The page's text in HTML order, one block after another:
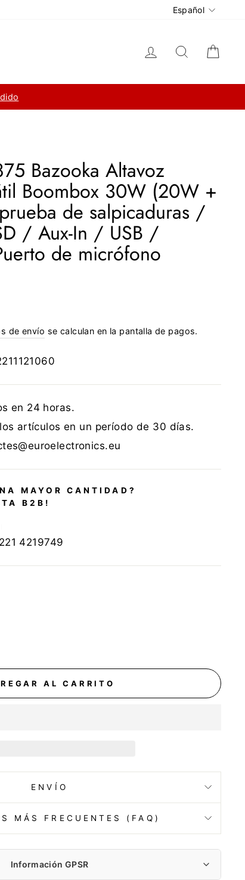
Idioma
Español
Ingresar Buscar
Bazooka Altavoz
Boombox 30W (20W +
de salpicaduras /
/ Aux-In / USB /
de micrófono
de envío se calculan en la pantalla de pagos.
en 24 horas.
artículos en un período de 30 días.
MAYOR CANTIDAD?
B2B!
4219749
AL CARRITO
ENVÍO
MÁS FRECUENTES (FAQ)
Información GPSR